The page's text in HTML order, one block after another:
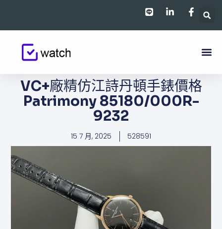
VC+廠精仿江詩丹頓手錶價格​​​​​​
Patrimony 85180/000R-
9232
15 7 月, 2025 528591